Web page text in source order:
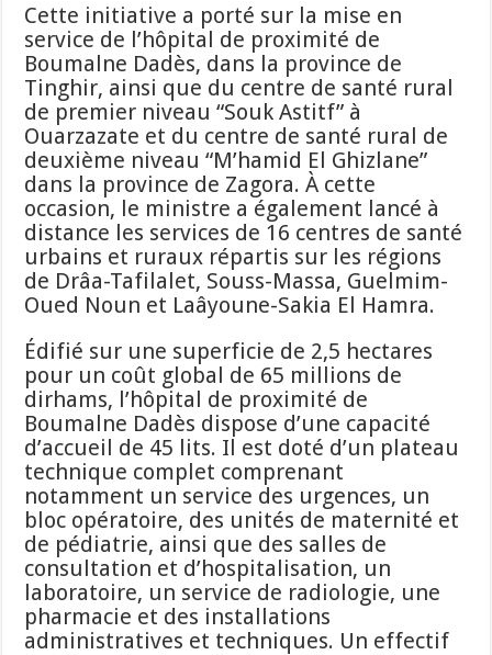
Cette initiative a porté sur la mise en
service de l’hôpital de proximité de
Boumalne Dadès, dans la province de
Tinghir, ainsi que du centre de santé rural
de premier niveau “Souk Astitf” à
Ouarzazate et du centre de santé rural de
deuxième niveau “M’hamid El Ghizlane”
dans la province de Zagora. À cette
occasion, le ministre a également lancé à
distance les services de 16 centres de santé
urbains et ruraux répartis sur les régions
de Drâa-Tafilalet, Souss-Massa, Guelmim-
Oued Noun et Laâyoune-Sakia El Hamra.
Édifié sur une superficie de 2,5 hectares
pour un coût global de 65 millions de
dirhams, l’hôpital de proximité de
Boumalne Dadès dispose d’une capacité
d’accueil de 45 lits. Il est doté d’un plateau
technique complet comprenant
notamment un service des urgences, un
bloc opératoire, des unités de maternité et
de pédiatrie, ainsi que des salles de
consultation et d’hospitalisation, un
laboratoire, un service de radiologie, une
pharmacie et des installations
administratives et techniques. Un effectif